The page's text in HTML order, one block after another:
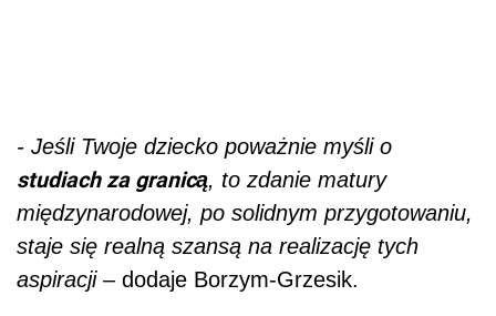
- Jeśli Twoje dziecko poważnie myśli o
studiach za granicą, to zdanie matury
międzynarodowej, po solidnym przygotowaniu,
staje się realną szansą na realizację tych
aspiracji– dodaje Borzym-Grzesik.